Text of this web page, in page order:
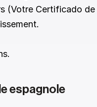
(Votre Certificado de
espagnole